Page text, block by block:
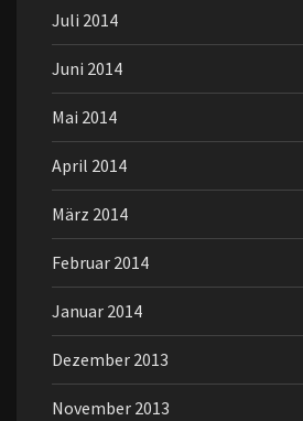
Juli 2014
Juni 2014
Mai 2014
April 2014
März 2014
Februar 2014
Januar 2014
Dezember 2013
November 2013